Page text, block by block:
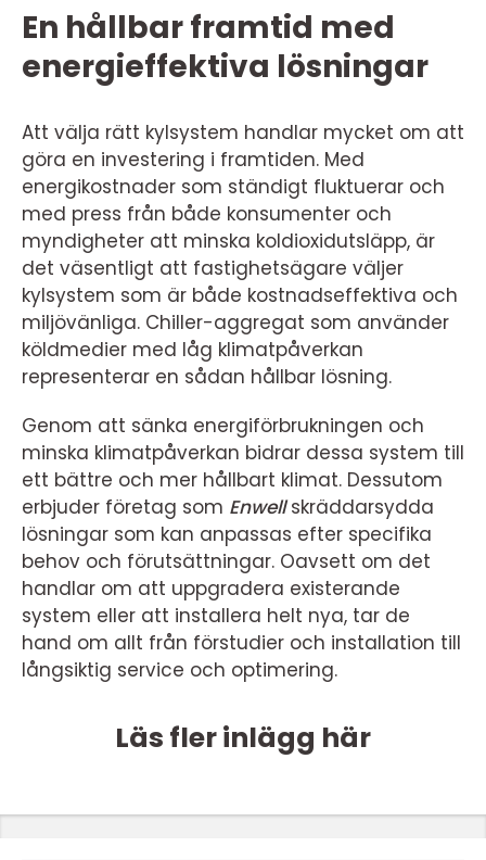
En hållbar framtid med
energieffektiva lösningar
Att välja rätt kylsystem handlar mycket om att
göra en investering i framtiden. Med
energikostnader som ständigt fluktuerar och
med press från både konsumenter och
myndigheter att minska koldioxidutsläpp, är
det väsentligt att fastighetsägare väljer
kylsystem som är både kostnadseffektiva och
miljövänliga. Chiller-aggregat som använder
köldmedier med låg klimatpåverkan
representerar en sådan hållbar lösning.
Genom att sänka energiförbrukningen och
minska klimatpåverkan bidrar dessa system till
ett bättre och mer hållbart klimat. Dessutom
erbjuder företag som Enwell skräddarsydda
lösningar som kan anpassas efter specifika
behov och förutsättningar. Oavsett om det
handlar om att uppgradera existerande
system eller att installera helt nya, tar de
hand om allt från förstudier och installation till
långsiktig service och optimering.
Läs fler inlägg här